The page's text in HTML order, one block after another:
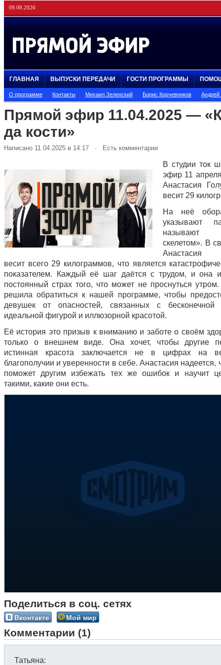
09.08.2026
ГЛАВНАЯ ВЫПУСКИ ПЕРЕДАЧИ ГОСТИ ПРОГРАММЫ
О программе Контакты Михаил Зеленский Борис Корчевников
Прямой эфир 11.04.2025 —
да кости»
Написано 11.04.2025 в 14:17 · Есть комментарии
В студии ток
эфир 11
Анастасия
весит 29
На неё
указывают
называют
скелетом». В
Анастасия
весит всего 29 килограммов, что является
показателем. Каждый её шаг даётся с трудом, и она
постоянный страх того, что может не проснуться
решила обратиться к нашей программе, чтобы
девушек от опасностей, связанных с бесконечной
идеальной фигурой и иллюзорной красотой.
Её история это призыв к вниманию и заботе о своём
только о внешнем виде. Она хочет, чтобы другие
истинная красота заключается не в цифрах на
благополучии и уверенности в себе. Анастасия надеется,
поможет другим избежать тех же ошибок и научит
такими, какие они есть.
Поделиться в соц. сетях
Вконтакте Мой мир
Комментарии (1)
Татьяна: